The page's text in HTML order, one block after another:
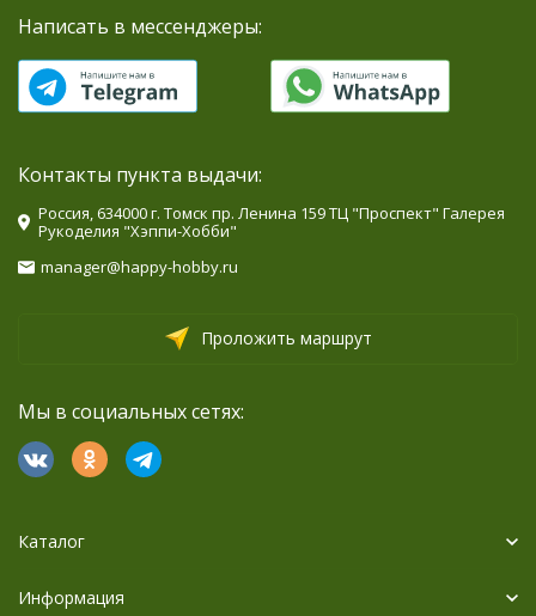
Написать в мессенджеры:
Контакты пункта выдачи:
Россия, 634000 г. Томск пр. Ленина 159 ТЦ "Проспект" Галерея
Рукоделия "Хэппи-Хобби"
manager@happy-hobby.ru
Проложить маршрут
Мы в социальных сетях:
Каталог
Информация